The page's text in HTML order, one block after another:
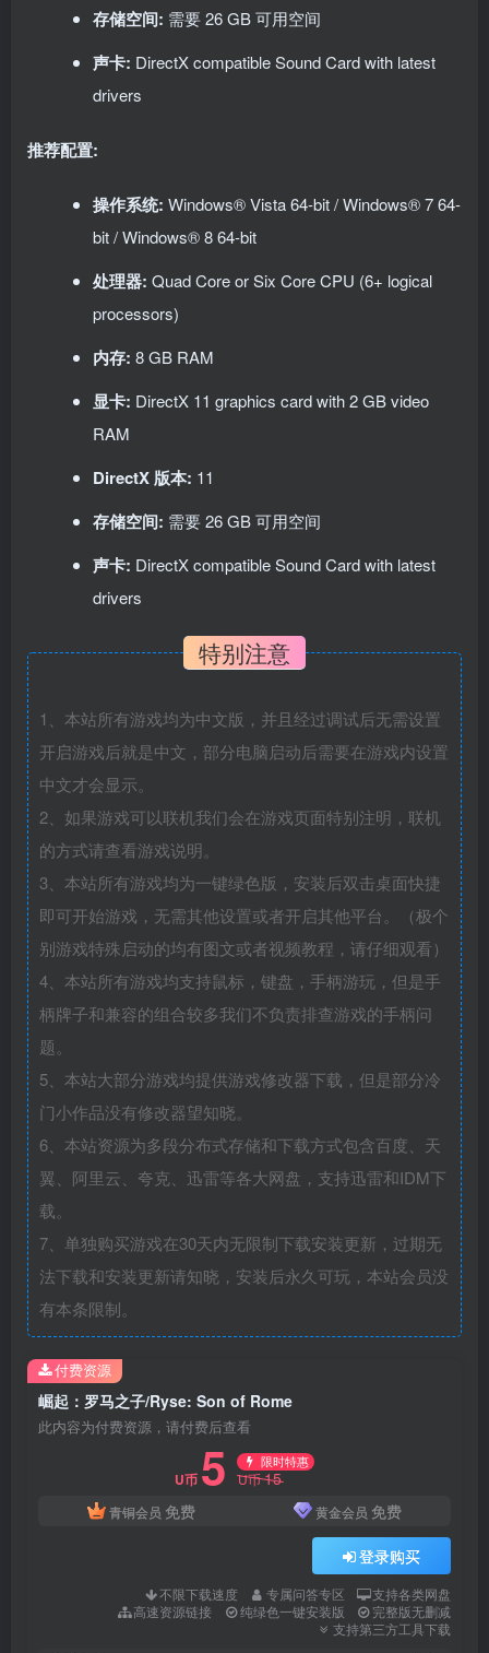
存储空间: 需要 26 GB 可用空间
声卡: DirectX compatible Sound Card with latest
drivers
推荐配置:
操作系统: Windows® Vista 64-bit / Windows® 7 64-
bit / Windows® 8 64-bit
处理器: Quad Core or Six Core CPU (6+ logical
processors)
内存: 8 GB RAM
显卡: DirectX 11 graphics card with 2 GB video
RAM
DirectX 版本: 11
存储空间: 需要 26 GB 可用空间
声卡: DirectX compatible Sound Card with latest
drivers
特别注意
1、本站所有游戏均为中文版，并且经过调试后无需设置
开启游戏后就是中文，部分电脑启动后需要在游戏内设置
中文才会显示。
2、如果游戏可以联机我们会在游戏页面特别注明，联机
的方式请查看游戏说明。
3、本站所有游戏均为一键绿色版，安装后双击桌面快捷
即可开始游戏，无需其他设置或者开启其他平台。（极个
别游戏特殊启动的均有图文或者视频教程，请仔细观看）
4、本站所有游戏均支持鼠标，键盘，手柄游玩，但是手
柄牌子和兼容的组合较多我们不负责排查游戏的手柄问
题。
5、本站大部分游戏均提供游戏修改器下载，但是部分冷
门小作品没有修改器望知晓。
6、本站资源为多段分布式存储和下载方式包含百度、天
翼、阿里云、夸克、迅雷等各大网盘，支持迅雷和IDM下
载。
7、单独购买游戏在30天内无限制下载安装更新，过期无
法下载和安装更新请知晓，安装后永久可玩，本站会员没
有本条限制。
崛起：罗马之子/Ryse: Son of Rome
此内容为付费资源，请付费后查看
U币 5 限时特惠
U币15
青铜会员 免费 黄金会员 免费
登录购买
不限下载速度 专属问答专区
支持各类网盘
高速资源链接
纯绿色一键安装版
完整版无删减
支持第三方工具下载
付费资源